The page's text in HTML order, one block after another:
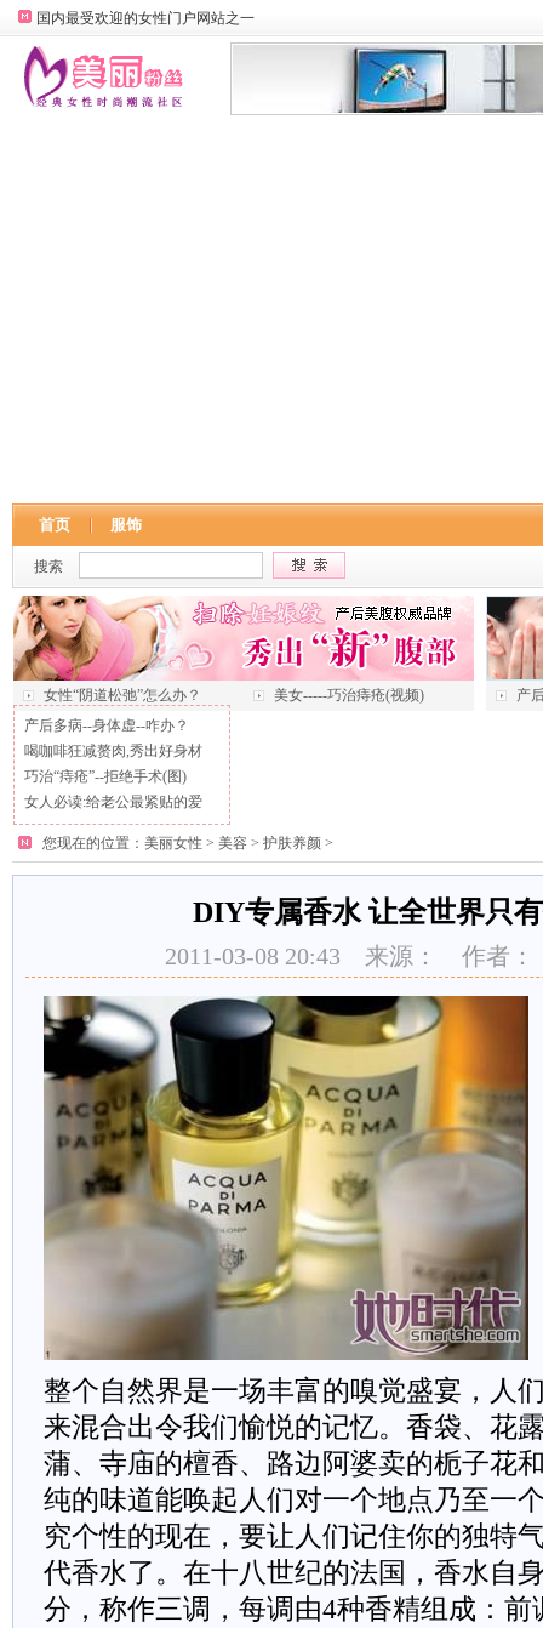
国内最受欢迎的女性门户网站之一
首页 服饰
搜索
女性“阴道松弛”怎么办？ 美女-----巧治痔疮(视频)
产
产后多病--身体虚--咋办？
喝咖啡狂减赘肉,秀出好身材
巧治“痔疮”--拒绝手术(图)
女人必读:给老公最紧贴的爱
您现在的位置： 美丽女性 > 美容 > 护肤养颜 >
DIY专属香水 让全世界只
2011-03-08 20:43 来源： 作者
整个自然界是一场丰富的嗅觉盛宴，人
来混合出令我们愉悦的记忆。香袋、花
蒲、寺庙的檀香、路边阿婆卖的栀子花
纯的味道能唤起人们对一个地点乃至一
究个性的现在，要让人们记住你的独特
代香水了。在十八世纪的法国，香水自
分，称作三调，每调由4种香精组成：